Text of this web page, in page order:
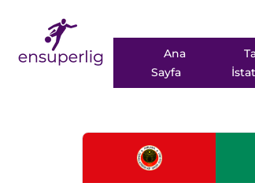
Ana
Sayfa